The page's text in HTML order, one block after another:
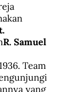
R. Samuel
Team
yang